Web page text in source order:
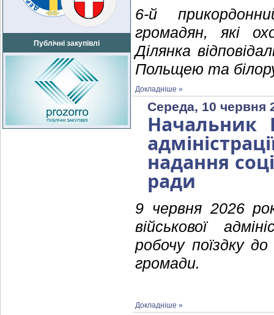
Публічні закупівлі
6-й
громадян, які
Ділянка
Польщею та
Докладніше »
Середа, 10 червня
Начальник
надання
ради
9 червня 2026
військової
робочу поїздку
громади.
Докладніше »